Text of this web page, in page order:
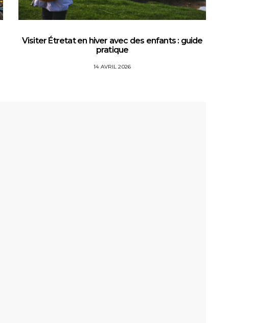
Visiter Étretat en hiver avec des enfants : guide
pratique
14 AVRIL 2026